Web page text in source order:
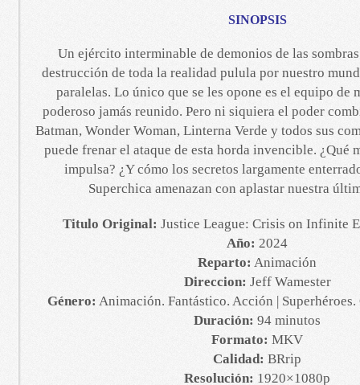
SINOPSIS
Un ejército interminable de demonios de las
destrucción de toda la realidad pulula por nuestro
paralelas. Lo único que se les opone es el equipo de
poderoso jamás reunido. Pero ni siquiera el poder
Batman, Wonder Woman, Linterna Verde y todos sus
puede frenar el ataque de esta horda invencible. ¿Qué
impulsa? ¿Y cómo los secretos largamente
Superchica amenazan con aplastar nuestra
Titulo Original: Justice League: Crisis on Infinite
Año: 2024
Reparto: Animación
Direccion: Jeff Wamester
Género: Animación. Fantástico. Acción |
Duración: 94 minutos
Formato: MKV
Calidad: BRrip
Resolución: 1920×1080p